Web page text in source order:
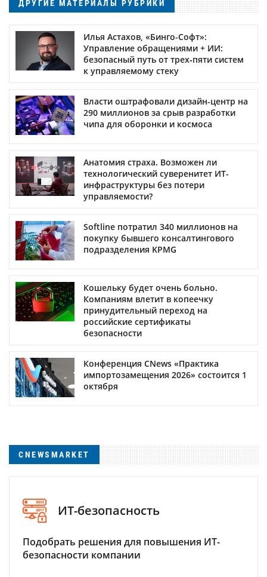
ДРУГИЕ МАТЕРИАЛЫ РУБРИКИ
Илья Астахов, «Бинго-Софт»:
Управление обращениями + ИИ:
безопасный путь от трех‑пяти систем
к управляемому стеку
Власти оштрафовали дизайн-центр на
290 миллионов за срыв разработки
чипа для оборонки и космоса
Анатомия страха. Возможен ли
технологический суверенитет ИТ-
инфраструктуры без потери
управляемости?
Softline потратил 340 миллионов на
покупку бывшего консалтингового
подразделения KPMG
Кошельку будет очень больно.
Компаниям влетит в копеечку
принудительный переход на
российские сертификаты
безопасности
Конференция CNews «Практика
импортозамещения 2026» состоится 1
октября
CNEWSMARKET
ИТ-безопасность
Подобрать решения для повышения ИТ-
безопасности компании